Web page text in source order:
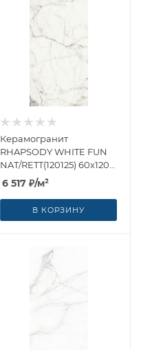
Керамогранит
RHAPSODY WHITE FUN
NAT/RETT(120125) 60x120
от Naxos Ceramica
(Италия)
6 517 ₽/м²
В КОРЗИНУ